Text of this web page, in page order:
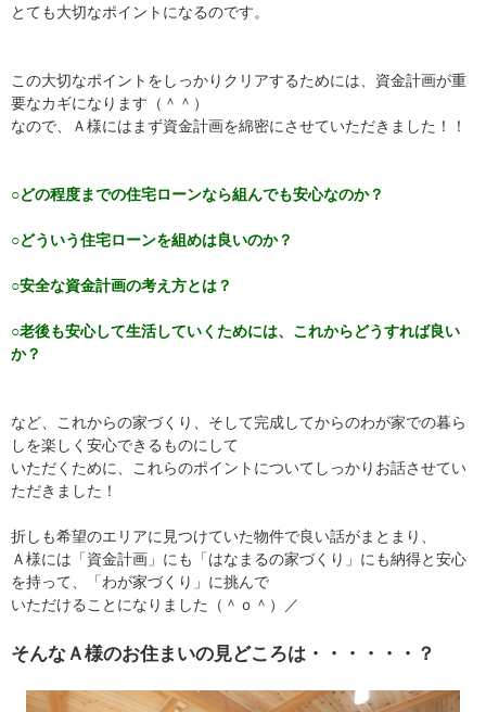
とても大切なポイントになるのです。
この大切なポイントをしっかりクリアするためには、資金計画が重
要なカギになります（＾＾）
なので、Ａ様にはまず資金計画を綿密にさせていただきました！！
○どの程度までの住宅ローンなら組んでも安心なのか？
○どういう住宅ローンを組めは良いのか？
○安全な資金計画の考え方とは？
○老後も安心して生活していくためには、これからどうすれば良い
か？
など、これからの家づくり、そして完成してからのわが家での暮ら
しを楽しく安心できるものにして
いただくために、これらのポイントについてしっかりお話させてい
ただきました！
折しも希望のエリアに見つけていた物件で良い話がまとまり、
Ａ様には「資金計画」にも「はなまるの家づくり」にも納得と安心
を持って、「わが家づくり」に挑んで
いただけることになりました（＾ｏ＾）／
そんなＡ様のお住まいの見どころは・・・・・・？